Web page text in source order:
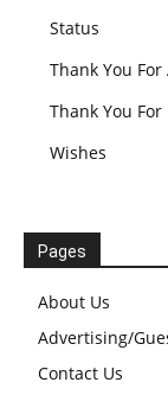
Status
Thank You
Thank You
Wishes
Pages
About Us
Advertising/
Contact Us